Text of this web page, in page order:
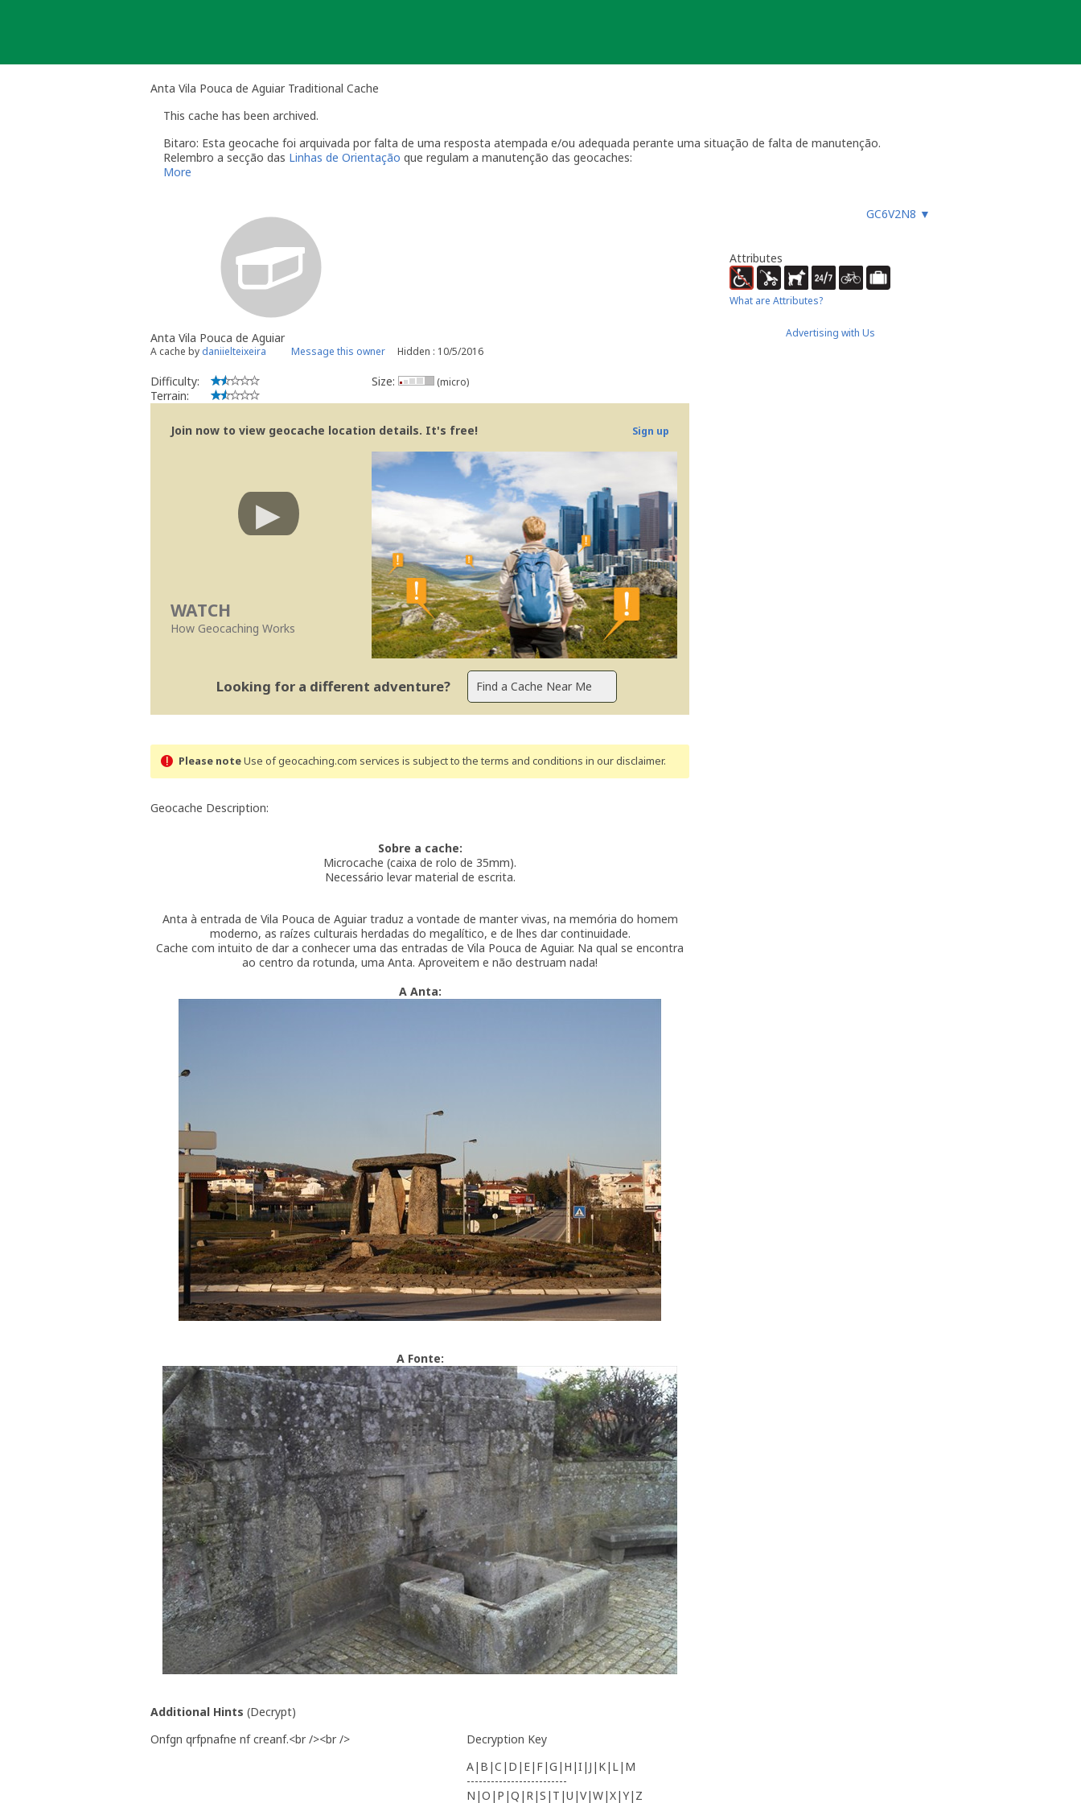
Anta Vila Pouca de Aguiar Traditional Cache
This cache has been archived.
Bitaro: Esta geocache foi arquivada por falta de uma resposta atempada e/ou adequada perante uma situação de falta de manutenção.
Relembro a secção das Linhas de Orientação que regulam a manutenção das geocaches:
quando alguém reporta um problema com a geocache (desaparecimento, estrago, humidade/infiltrações, etc.), ou faz um registo
"Precisa de Manutenção". Desactive temporariamente a sua geocache para que os outros saibam que não devem procurar a
geocache até que tenha resolvido o problema. É-lhe concedido um período razoável de tempo -
do qual deverá verificar o estado da sua geocache. Se a geocache não estiver a receber a manutenção necessária ou estiver
temporariamente desactivada por um longo período de tempo, poderemos arquivar a página da geocache.
Se no local existe algum recipiente por favor recolha-o a fim de evitar que se torne lixo (geolitter).
Uma vez que se trata de um caso de falta de manutenção a sua geocache não poderá ser desarquivada. Caso submeta uma nova será tido em
conta este arquivamento por falta de manutenção.
Obrigado pela compreensão,
Community Volunteer Reviewer
Centro de Ajuda
Linhas Orientação
More
GC6V2N8 ▼
Anta Vila Pouca de Aguiar
A cache by daniielteixeira Message this owner Hidden : 10/5/2016
Difficulty:
Terrain:
Size: (micro)
Join now to view geocache location details. It's free! Sign up
WATCH
How Geocaching Works
Looking for a different adventure?
Please noteUse of geocaching.com services is subject to the terms and conditions in our disclaimer.
Geocache Description:
Sobre a cache:
Microcache (caixa de rolo de 35mm).
Necessário levar material de escrita.
Anta à entrada de Vila Pouca de Aguiar traduz a vontade de manter vivas, na memória do homem
moderno, as raízes culturais herdadas do megalítico, e de lhes dar continuidade.
Cache com intuito de dar a conhecer uma das entradas de Vila Pouca de Aguiar. Na qual se encontra
ao centro da rotunda, uma Anta. Aproveitem e não destruam nada!
A Anta:
A Fonte:
Additional Hints (Decrypt)
Onfgn qrfpnafne nf creanf.<br /><br />
Decryption Key
A|B|C|D|E|F|G|H|I|J|K|L|M
-------------------------
N|O|P|Q|R|S|T|U|V|W|X|Y|Z
Attributes
What are Attributes?
Advertising with Us